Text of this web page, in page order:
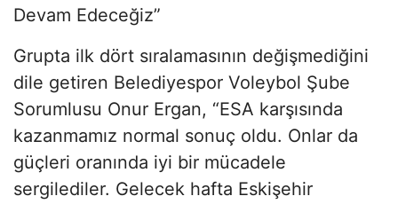
Devam Edeceğiz”
Grupta ilk dört sıralamasının değişmediğini
dile getiren Belediyespor Voleybol Şube
Sorumlusu Onur Ergan, “ESA karşısında
kazanmamız normal sonuç oldu. Onlar da
güçleri oranında iyi bir mücadele
sergilediler. Gelecek hafta Eskişehir